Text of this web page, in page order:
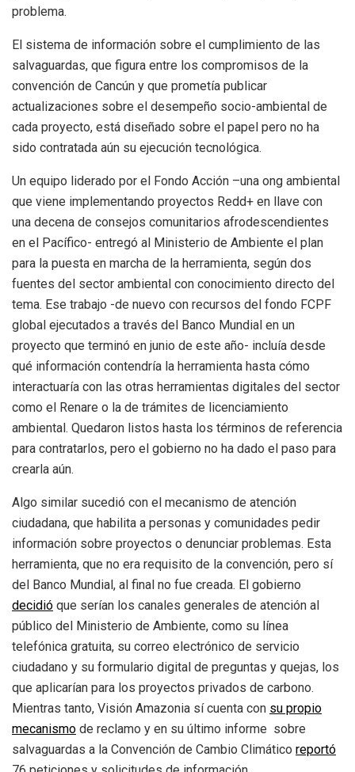
problema.
El sistema de información sobre el cumplimiento de las
salvaguardas, que figura entre los compromisos de la
convención de Cancún y que prometía publicar
actualizaciones sobre el desempeño socio-ambiental de
cada proyecto, está diseñado sobre el papel pero no ha
sido contratada aún su ejecución tecnológica.
Un equipo liderado por el Fondo Acción –una ong ambiental
que viene implementando proyectos Redd+ en llave con
una decena de consejos comunitarios afrodescendientes
en el Pacífico- entregó al Ministerio de Ambiente el plan
para la puesta en marcha de la herramienta, según dos
fuentes del sector ambiental con conocimiento directo del
tema. Ese trabajo -de nuevo con recursos del fondo FCPF
global ejecutados a través del Banco Mundial en un
proyecto que terminó en junio de este año- incluía desde
qué información contendría la herramienta hasta cómo
interactuaría con las otras herramientas digitales del sector
como el Renare o la de trámites de licenciamiento
ambiental. Quedaron listos hasta los términos de referencia
para contratarlos, pero el gobierno no ha dado el paso para
crearla aún.
Algo similar sucedió con el mecanismo de atención
ciudadana, que habilita a personas y comunidades pedir
información sobre proyectos o denunciar problemas. Esta
herramienta, que no era requisito de la convención, pero sí
del Banco Mundial, al final no fue creada. El gobierno
decidió que serían los canales generales de atención al
público del Ministerio de Ambiente, como su línea
telefónica gratuita, su correo electrónico de servicio
ciudadano y su formulario digital de preguntas y quejas, los
que aplicarían para los proyectos privados de carbono.
Mientras tanto, Visión Amazonia sí cuenta con su propio
mecanismo de reclamo y en su último informe sobre
salvaguardas a la Convención de Cambio Climático reportó